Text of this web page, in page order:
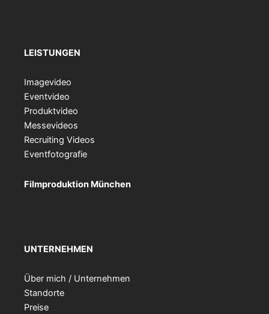
LEISTUNGEN
Imagevideo
Eventvideo
Produktvideo
Messevideos
Recruiting Videos
Eventfotografie
Filmproduktion München
UNTERNEHMEN
Über mich / Unternehmen
Standorte
Preise